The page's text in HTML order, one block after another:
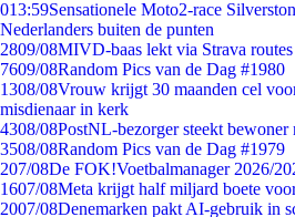
013:59Sensationele Moto2-race
Nederlanders buiten de punten
2809/08MIVD-baas lekt via Strava routes
7609/08Random Pics van de Dag #1980
1308/08Vrouw krijgt 30 maanden cel
misdienaar in kerk
4308/08PostNL-bezorger steekt bewoner
3508/08Random Pics van de Dag #1979
207/08De FOK!Voetbalmanager 2026/
1607/08Meta krijgt half miljard boete
2007/08Denemarken pakt AI-gebruik in